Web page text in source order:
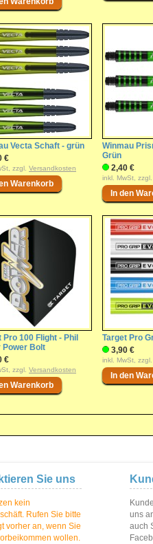
Vecta Schaft - grün
€
zzgl. Versandkosten
Winmau
Grün
2,40 €
inkl. MwSt, zzgl.
Pro 100 Flight - Phil
Power Bolt
€
zzgl. Versandkosten
Target Pro
3,90 €
inkl. MwSt, zzgl.
Sie uns
kein
Rufen Sie bitte
vorher an, wenn Sie
wollen.
uns
auch